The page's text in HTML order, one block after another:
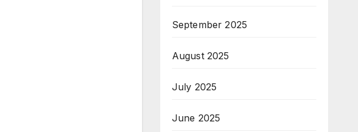
September 2025
August 2025
July 2025
June 2025